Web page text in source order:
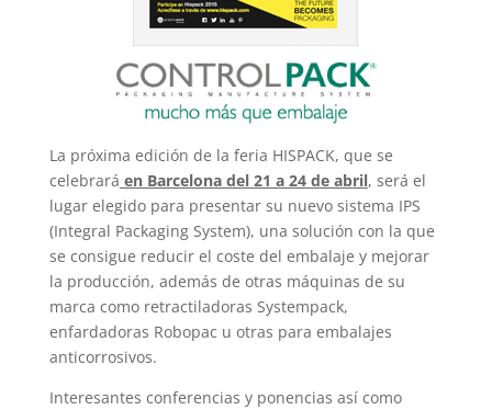
La próxima edición de la feria HISPACK, que se
celebrará en Barcelona del 21 a 24 de abril, será el
lugar elegido para presentar su nuevo sistema IPS
(Integral Packaging System), una solución con la que
se consigue reducir el coste del embalaje y mejorar
la producción, además de otras máquinas de su
marca como retractiladoras Systempack,
enfardadoras Robopac u otras para embalajes
anticorrosivos.
Interesantes conferencias y ponencias así como